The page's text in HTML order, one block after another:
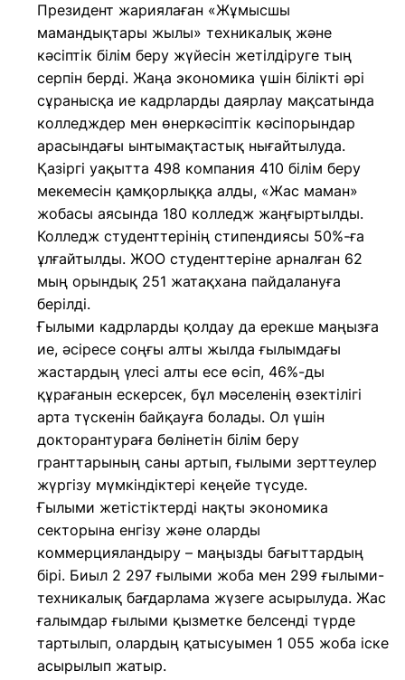
Президент жариялаған «Жұмысшы
мамандықтары жылы» техникалық және
кәсіптік білім беру жүйесін жетілдіруге тың
серпін берді. Жаңа экономика үшін білікті әрі
сұранысқа ие кадрларды даярлау мақсатында
колледждер мен өнеркәсіптік кәсіпорындар
арасындағы ынтымақтастық нығайтылуда.
Қазіргі уақытта 498 компания 410 білім беру
мекемесін қамқорлыққа алды, «Жас маман»
жобасы аясында 180 колледж жаңғыртылды.
Колледж студенттерінің стипендиясы 50%-ға
ұлғайтылды. ЖОО студенттеріне арналған 62
мың орындық 251 жатақхана пайдалануға
берілді.
Ғылыми кадрларды қолдау да ерекше маңызға
ие, әсіресе соңғы алты жылда ғылымдағы
жастардың үлесі алты есе өсіп, 46%-ды
құрағанын ескерсек, бұл мәселенің өзектілігі
арта түскенін байқауға болады. Ол үшін
докторантураға бөлінетін білім беру
гранттарының саны артып, ғылыми зерттеулер
жүргізу мүмкіндіктері кеңейе түсуде.
Ғылыми жетістіктерді нақты экономика
секторына енгізу және оларды
коммерцияландыру – маңызды бағыттардың
бірі. Биыл 2 297 ғылыми жоба мен 299 ғылыми-
техникалық бағдарлама жүзеге асырылуда. Жас
ғалымдар ғылыми қызметке белсенді түрде
тартылып, олардың қатысуымен 1 055 жоба іске
асырылып жатыр.